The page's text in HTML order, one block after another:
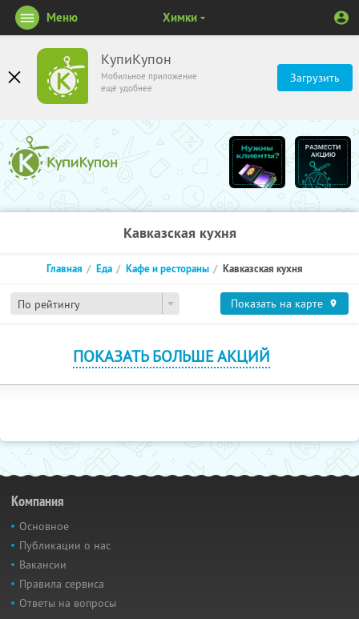
КупиКупон
Мобильное приложение
ещё удобнее
Загрузить
Меню Химки
Кавказская кухня
По рейтингу
Главная Еда Кафе и рестораны Кавказская кухня
Показать на карте
ПОКАЗАТЬ БОЛЬШЕ АКЦИЙ
Компания
Основное
Публикации о нас
Вакансии
Правила сервиса
Ответы на вопросы